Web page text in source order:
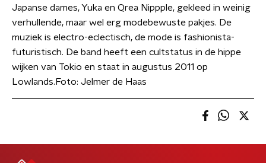
Japanse dames, Yuka en Qrea Nippple, gekleed in weinig
verhullende, maar wel erg modebewuste pakjes. De
muziek is electro-eclectisch, de mode is fashionista-
futuristisch. De band heeft een cultstatus in de hippe
wijken van Tokio en staat in augustus 2011 op
Lowlands.Foto: Jelmer de Haas